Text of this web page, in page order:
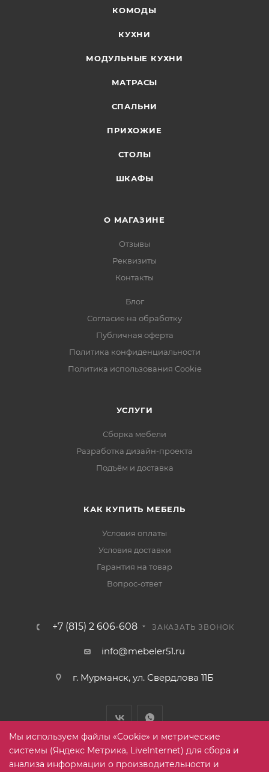
КОМОДЫ
КУХНИ
МОДУЛЬНЫЕ КУХНИ
МАТРАСЫ
СПАЛЬНИ
ПРИХОЖИЕ
СТОЛЫ
ШКАФЫ
О МАГАЗИНЕ
Отзывы
Реквизиты
Контакты
Блог
Согласие на обработку
Публичная оферта
Политика конфиденциальности
Политика использования Cookie
УСЛУГИ
Сборка мебели
Разработка дизайн-проекта
Подъём и доставка
КАК КУПИТЬ МЕБЕЛЬ
Условия оплаты
Условия доставки
Гарантия на товар
Вопрос-ответ
+7 (815) 2 606-608 ЗАКАЗАТЬ ЗВОНОК
info@mebeler51.ru
г. Мурманск, ул. Свердлова 11Б
Мы используем файлы «Cookie» и метрические
системы (Яндекс Метрика, LiveInternet) для сбора и
анализа информации о производительности и